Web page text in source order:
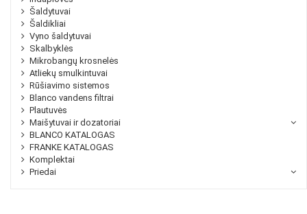
Šaldytuvai
Šaldikliai
Vyno šaldytuvai
Skalbyklės
Mikrobangų krosnelės
Atliekų smulkintuvai
Rūšiavimo sistemos
Blanco vandens filtrai
Plautuvės
Maišytuvai ir dozatoriai
BLANCO KATALOGAS
FRANKE KATALOGAS
Komplektai
Priedai